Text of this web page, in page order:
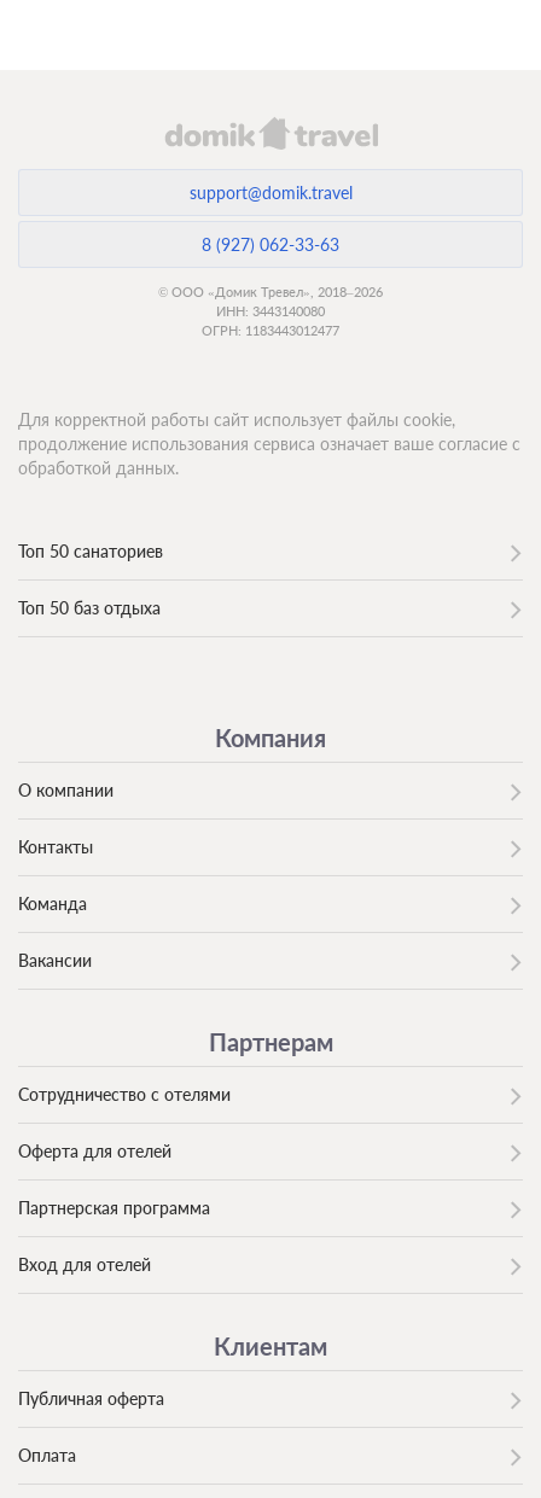
support@domik.travel
8 (927) 062-33-63
© ООО «Домик Тревел», 2018–2026
ИНН: 3443140080
ОГРН: 1183443012477
Топ 50 санаториев
Топ 50 баз отдыха
Компания
О компании
Контакты
Команда
Вакансии
Партнерам
Сотрудничество с отелями
Оферта для отелей
Партнерская программа
Вход для отелей
Клиентам
Публичная оферта
Оплата
Для корректной работы сайт использует файлы cookie,
продолжение использования сервиса означает ваше согласие с
обработкой данных.